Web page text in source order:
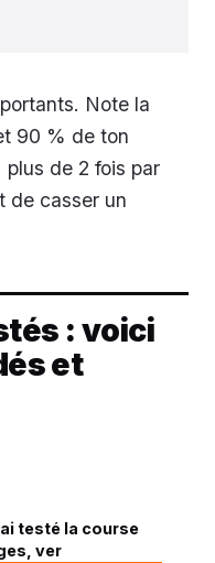
Note la
90 % de ton
de 2 fois par
de casser un
: voici
et
testé la course
ver